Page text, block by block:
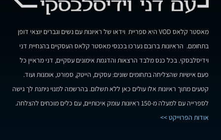
מאסטר קלאס VOD היא ספריית וידאו של ראיונות עם נשים וגברים יוצאי דופן
בתחומם. הראיונות ברובם נערכו בכנסי מאסטר קלאס העסקיים בהנחיית דני
וידיסלבסקי. בכל כנס מלבד הרצאות והדגמת אימונים עסקיים, דני מראיין כל
פעם אישיות שהצליחה בתחומים שונים: עסקים, הייטק, ספורט, אומנות ועוד.
קטעים מתוך ראיונות אלו עולים כאן ללא תשלום. בהרשמה למנוי ניתנת לך גישה
לספרייה עם למעלה מ-150 ראיונות עומק איכותיים, עם כלים מוכחים להצלחה.
אודות הפרוייקט >>